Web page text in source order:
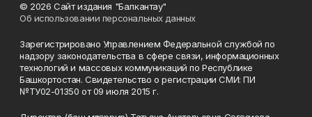
© 2026 Сайт издания "Балкантау"
Об использовании персональных данных
Зарегистрировано Управлением Федеральной службой по
надзору законодательства в сфере связи, информационных
технологий и массовых коммуникаций по Республике
Башкортостан. Свидетельство о регистрации СМИ: ПИ
№ТУ02-01350 от 09 июля 2015 г.